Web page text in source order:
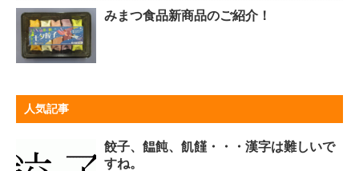
みまつ食品新商品のご紹介！
人気記事
餃子、饂飩、飢饉・・・漢字は難しいで
すね。